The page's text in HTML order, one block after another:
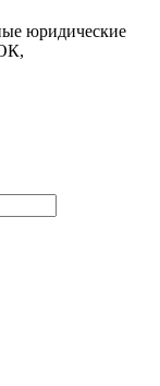
юридические